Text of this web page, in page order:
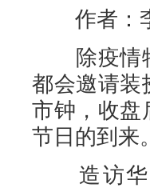
作者：
除疫情特
都会邀请装
市钟，收盘
节日的到来。
造访华